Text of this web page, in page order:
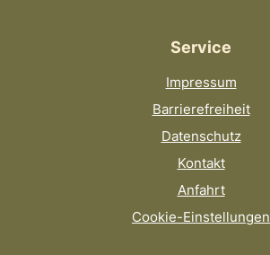
Service
Impressum
Barrierefreiheit
Datenschutz
Kontakt
Anfahrt
Cookie-Einstellungen